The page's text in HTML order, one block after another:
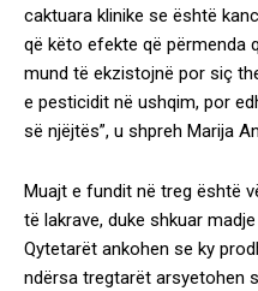
caktuara klinike se është
që këto efekte që përmenda
mund të ekzistojnë por siç
e pesticidit në ushqim, por
së njëjtës”, u shpreh Marija
Muajt e fundit në treg është
të lakrave, duke shkuar
Qytetarët ankohen se ky
ndërsa tregtarët arsyetohen